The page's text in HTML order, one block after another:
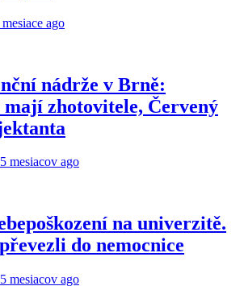
ago
nádrže v Brně:
zhotovitele, Červený
5 mesiacov ago
na univerzitě.
do nemocnice
5 mesiacov ago